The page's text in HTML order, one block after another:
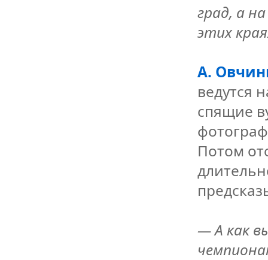
град, а
этих
А.
ведутся
спящие
Потом
— А как